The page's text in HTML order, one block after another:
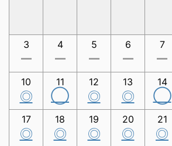
3
ー
4
ー
5
ー
6
ー
7
ー
10
◎
11
◯
12
◎
13
◎
14
◯
17
◎
18
◎
19
◎
20
◎
21
◎